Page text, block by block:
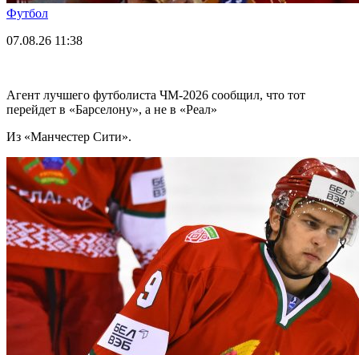
Футбол
07.08.26 11:38
Агент лучшего футболиста ЧМ-2026 cообщил, что тот
перейдет в «Барселону», а не в «Реал»
Из «Манчестер Сити».